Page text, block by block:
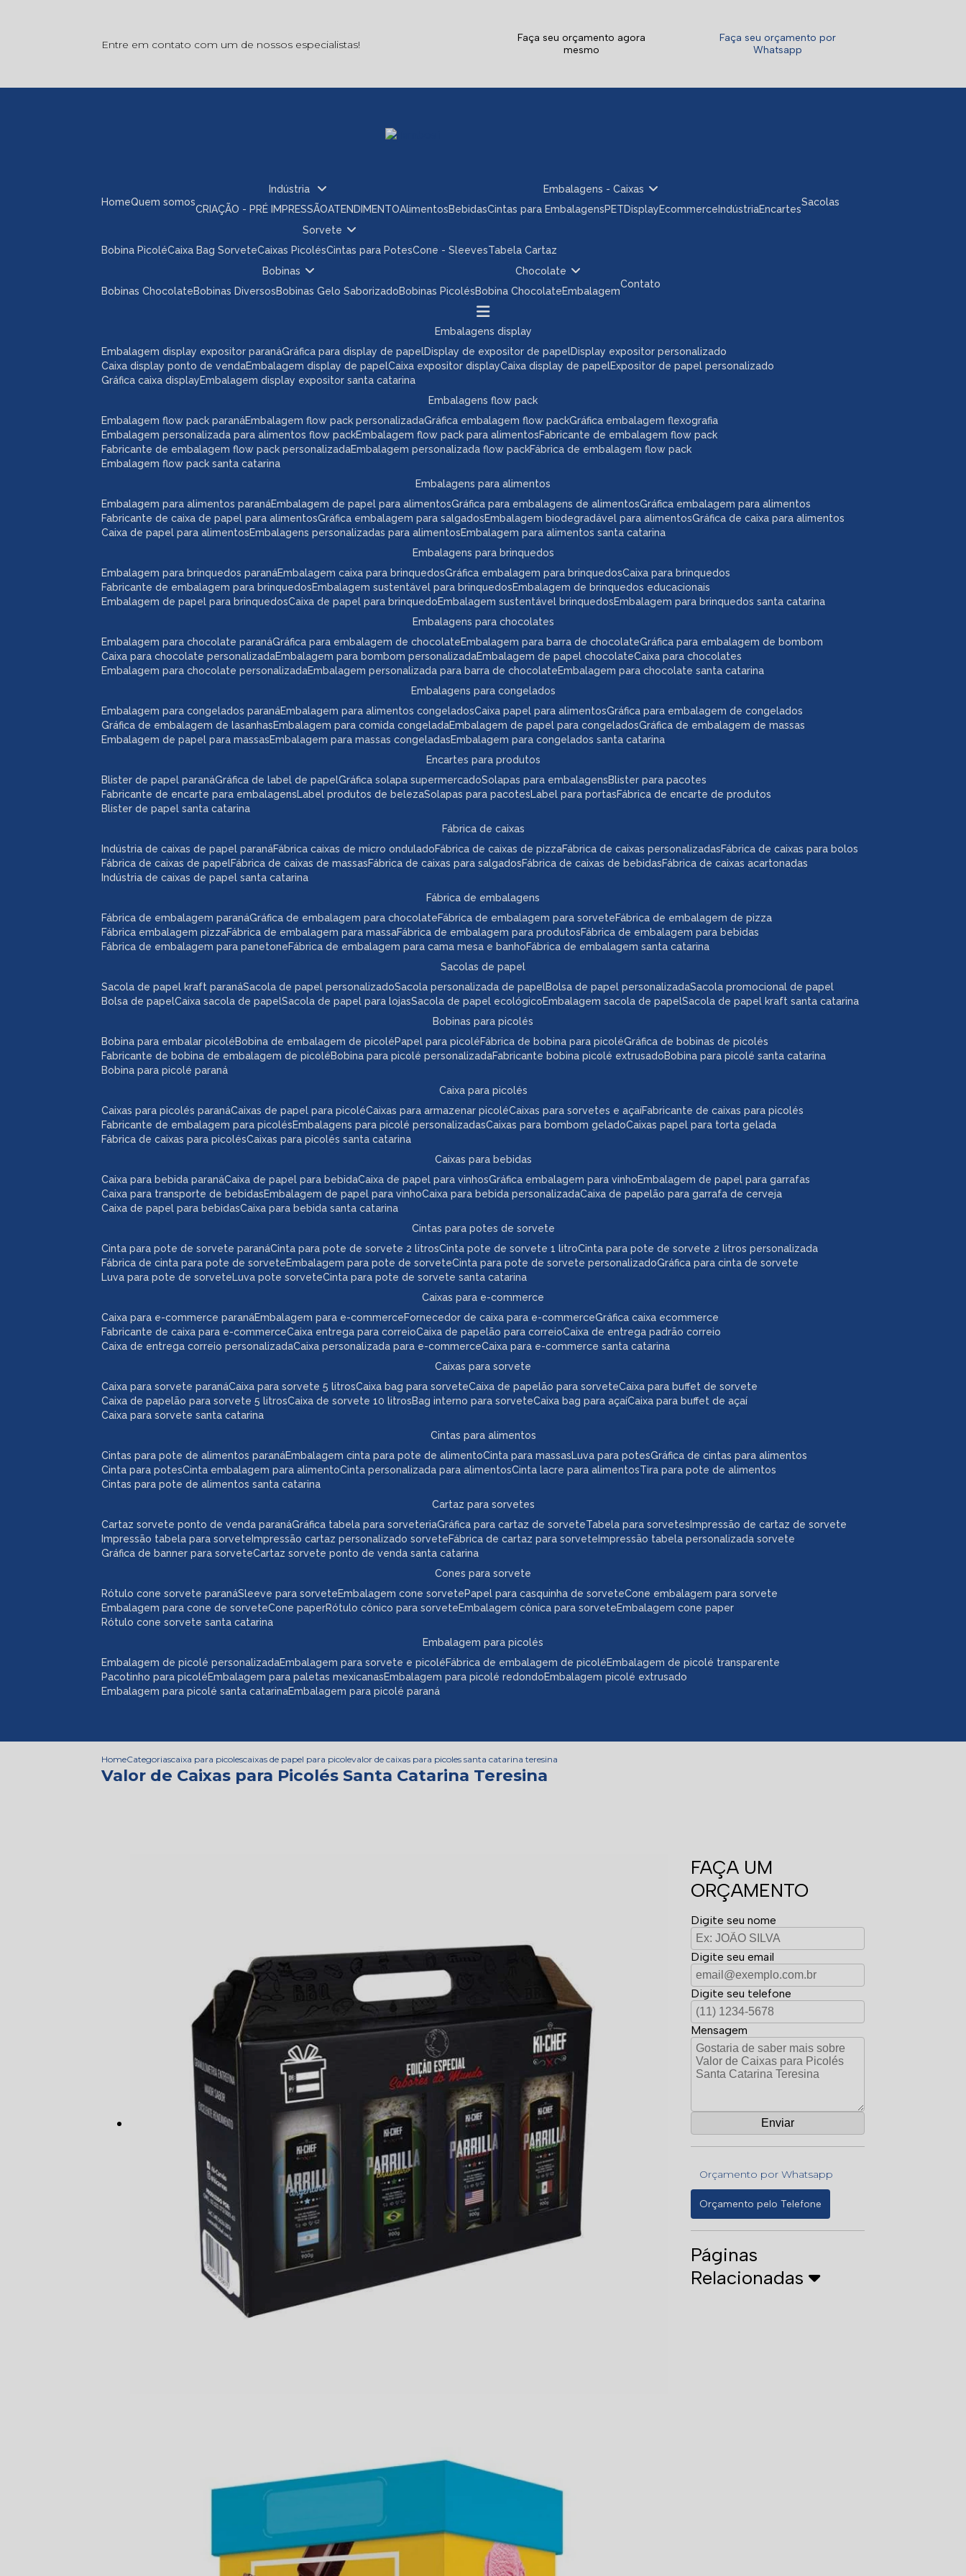
Entre em contato com um de nossos especialistas!
Faça seu orçamento agora
mesmo
Faça seu orçamento por
Whatsapp
Home Quem somos
Indústria
CRIAÇÃO - PRÉ IMPRESSÃO ATENDIMENTO
Sacolas
Sorvete
Bobina Picolé
Caixa Bag Sorvete Caixas Picolés Cintas para Potes Cone - Sleeves
Tabela Cartaz
Chocolate
Bobina Chocolate Embalagem
Bobinas
Bobinas Chocolate
Bobinas Diversos Bobinas Gelo Saborizado Bobinas Picolés
Embalagens - Caixas
Alimentos
Bebidas Cintas para Embalagens Display Ecommerce Encartes
Indústria
PET
Contato
bobinas para picolés
bobina para embalar picolé
bobina de embalagem de picolé papel para picolé
gráfica de bobinas de picolés
fabricante de bobina de embalagem de picolé
fabricante bobina picolé extrusado
bobina para picolé personalizada
fábrica de bobina para picolé
bobina para picolé santa catarina
bobina para picolé paraná
caixa para picolés
caixas de papel para picolé
caixas para armazenar picolé
caixas para sorvetes e açaí
fabricante de embalagem para picolés embalagens para picolé personalizadas caixas papel para torta gelada
caixas para bombom gelado
fabricante de caixas para picolés
fábrica de caixas para picolés caixas para picolés santa catarina
caixas para picolés paraná
caixas para bebidas
caixa de papel para bebida
caixa de papel para vinhos
gráfica embalagem para vinho
caixa para transporte de bebidas embalagem de papel para vinho caixa de papelão para garrafa de cerveja
caixa para bebida personalizada
embalagem de papel para garrafas
caixa de papel para bebidas caixa para bebida santa catarina
caixa para bebida paraná
caixas para e-commerce
embalagem para e-commerce fornecedor de caixa para e-commerce
gráfica caixa ecommerce
caixa entrega para correio
caixa de papelão para correio
caixa de entrega correio personalizada
caixa de entrega padrão correio
fabricante de caixa para e-commerce
caixa personalizada para e-commerce
caixa para e-commerce santa catarina
caixa para e-commerce paraná
caixas para sorvete
caixa para sorvete 5 litros
caixa bag para sorvete
caixa de papelão para sorvete
caixa de papelão para sorvete 5 litros
caixa de sorvete 10 litros caixa bag para açaí
bag interno para sorvete
caixa para buffet de sorvete
caixa para buffet de açaí
caixa para sorvete santa catarina
caixa para sorvete paraná
cartaz para sorvetes
gráfica tabela para sorveteria
gráfica para cartaz de sorvete
tabela para sorvetes
impressão tabela para sorvete impressão cartaz personalizado sorvete impressão tabela personalizada sorvete
fábrica de cartaz para sorvete
impressão de cartaz de sorvete
gráfica de banner para sorvete cartaz sorvete ponto de venda santa catarina
cartaz sorvete ponto de venda paraná
cintas para alimentos
embalagem cinta para pote de alimento
cinta para massas luva para potes
cinta para potes
cinta embalagem para alimento cinta lacre para alimentos
cinta personalizada para alimentos
gráfica de cintas para alimentos
tira para pote de alimentos
cintas para pote de alimentos santa catarina
cintas para pote de alimentos paraná
cintas para potes de sorvete
cinta para pote de sorvete 2 litros
cinta pote de sorvete 1 litro
cinta para pote de sorvete 2 litros personalizada
embalagem para pote de sorvete
cinta para pote de sorvete personalizado
luva para pote de sorvete
gráfica para cinta de sorvete
fábrica de cinta para pote de sorvete
luva pote sorvete
cinta para pote de sorvete santa catarina
cinta para pote de sorvete paraná
cones para sorvete
sleeve para sorvete embalagem cone sorvete
papel para casquinha de sorvete
embalagem para cone de sorvete
cone paper embalagem cônica para sorvete
rótulo cônico para sorvete
cone embalagem para sorvete
embalagem cone paper
rótulo cone sorvete santa catarina
rótulo cone sorvete paraná
embalagem para picolés
embalagem de picolé personalizada embalagem para sorvete e picolé fábrica de embalagem de picolé
pacotinho para picolé embalagem para paletas mexicanas embalagem picolé extrusado
embalagem para picolé redondo
embalagem de picolé transparente
embalagem para picolé santa catarina embalagem para picolé paraná
embalagens display
gráfica para display de papel
display de expositor de papel
display expositor personalizado
embalagem display de papel
caixa expositor display expositor de papel personalizado
caixa display de papel
caixa display ponto de venda
gráfica caixa display embalagem display expositor santa catarina
embalagem display expositor paraná
embalagens flow pack
embalagem flow pack personalizada
gráfica embalagem flow pack
gráfica embalagem flexografia
embalagem flow pack para alimentos fabricante de embalagem flow pack
embalagem personalizada flow pack
fabricante de embalagem flow pack personalizada
embalagem personalizada para alimentos flow pack
fábrica de embalagem flow pack
embalagem flow pack santa catarina
embalagem flow pack paraná
embalagens para alimentos
embalagem de papel para alimentos
gráfica para embalagens de alimentos
gráfica embalagem para alimentos
gráfica embalagem para salgados embalagem biodegradável para alimentos
caixa de papel para alimentos
gráfica de caixa para alimentos
fabricante de caixa de papel para alimentos
embalagens personalizadas para alimentos embalagem para alimentos santa catarina
embalagem para alimentos paraná
embalagens para brinquedos
embalagem caixa para brinquedos
gráfica embalagem para brinquedos
caixa para brinquedos
embalagem sustentável para brinquedos embalagem de brinquedos educacionais
caixa de papel para brinquedo
embalagem de papel para brinquedos
fabricante de embalagem para brinquedos
embalagem sustentável brinquedos embalagem para brinquedos santa catarina
embalagem para brinquedos paraná
embalagens para chocolates
gráfica para embalagem de chocolate embalagem para barra de chocolate
gráfica para embalagem de bombom
embalagem para bombom personalizada embalagem de papel chocolate
embalagem para chocolate personalizada
caixa para chocolates
caixa para chocolate personalizada
embalagem personalizada para barra de chocolate embalagem para chocolate santa catarina
embalagem para chocolate paraná
embalagens para congelados
embalagem para alimentos congelados
caixa papel para alimentos
gráfica para embalagem de congelados
embalagem para comida congelada embalagem de papel para congelados
embalagem de papel para massas
gráfica de embalagem de massas
gráfica de embalagem de lasanhas
embalagem para massas congeladas embalagem para congelados santa catarina
embalagem para congelados paraná
encartes para produtos
gráfica de label de papel
gráfica solapa supermercado solapas para embalagens
fabricante de encarte para embalagens label produtos de beleza label para portas
solapas para pacotes
blister para pacotes
fábrica de encarte de produtos
blister de papel santa catarina
blister de papel paraná
fábrica de caixas
fábrica caixas de micro ondulado fábrica de caixas de pizza fábrica de caixas personalizadas
fábrica de caixas de papel fábrica de caixas de massas fábrica de caixas de bebidas
fábrica de caixas para salgados
fábrica de caixas para bolos
fábrica de caixas acartonadas
indústria de caixas de papel santa catarina
indústria de caixas de papel paraná
fábrica de embalagens
gráfica de embalagem para chocolate fábrica de embalagem para sorvete fábrica de embalagem de pizza
fábrica de embalagem para massa fábrica de embalagem para produtos
fábrica de embalagem para panetone
fábrica de embalagem para bebidas
fábrica embalagem pizza
fábrica de embalagem para cama mesa e banho fábrica de embalagem santa catarina
fábrica de embalagem paraná
sacolas de papel
sacola de papel personalizado sacola personalizada de papel bolsa de papel personalizada
bolsa de papel
caixa sacola de papel sacola de papel ecológico
sacola de papel para lojas
sacola promocional de papel
embalagem sacola de papel sacola de papel kraft santa catarina
sacola de papel kraft paraná
HomeCategoriascaixa para picolescaixas de papel para picolevalor de caixas para picoles santa catarina teresina
Valor de Caixas para Picolés Santa Catarina Teresina
FAÇA UM
ORÇAMENTO
Digite seu nome
Digite seu email
Digite seu telefone
Mensagem
Orçamento por Whatsapp
Orçamento pelo Telefone
Páginas
Relacionadas